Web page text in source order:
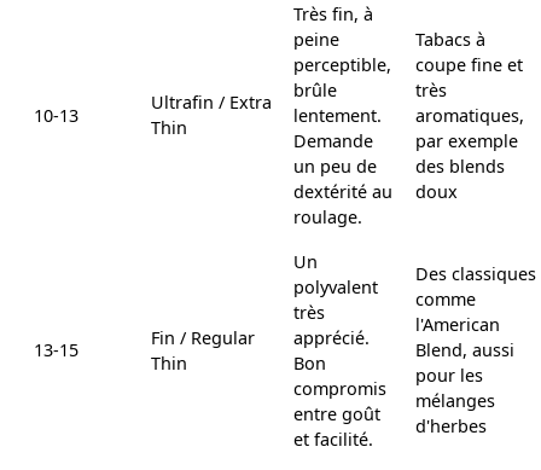
10-13
Ultrafin / Extra
Thin
Très fin, à
peine
perceptible,
brûle
lentement.
Demande
un peu de
dextérité au
roulage.
Tabacs à
coupe fine et
très
aromatiques,
par exemple
des blends
doux
13-15
Fin / Regular
Thin
Un
polyvalent
très
apprécié.
Bon
compromis
entre goût
et facilité.
Des classiques
comme
l'American
Blend, aussi
pour les
mélanges
d'herbes